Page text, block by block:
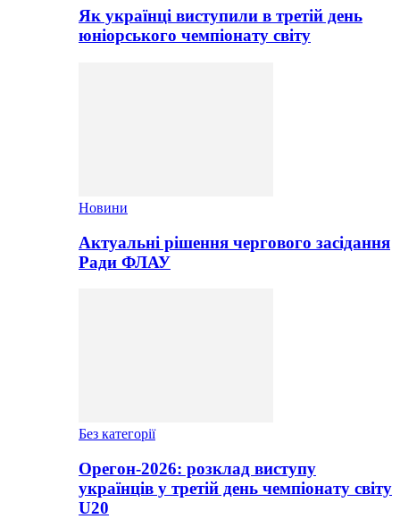
Як українці виступили в третій день
юніорського чемпіонату світу
Новини
Актуальні рішення чергового засідання
Ради ФЛАУ
Без категорії
Орегон-2026: розклад виступу
українців у третій день чемпіонату світу
U20